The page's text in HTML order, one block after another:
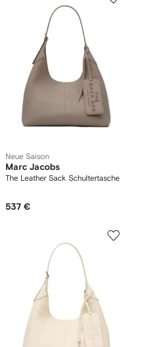
Neue Saison
Marc Jacobs
The Leather Sack Schultertasche
537 €